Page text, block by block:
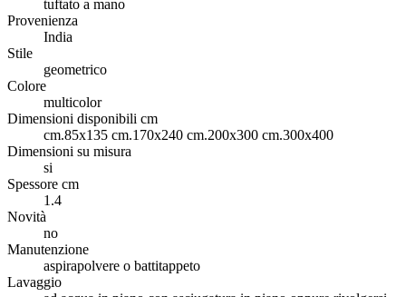
tuftato a mano
Provenienza
India
Stile
geometrico
Colore
multicolor
Dimensioni disponibili cm
cm.85x135 cm.170x240 cm.200x300 cm.300x400
Dimensioni su misura
si
Spessore cm
1.4
Novità
no
Manutenzione
aspirapolvere o battitappeto
Lavaggio